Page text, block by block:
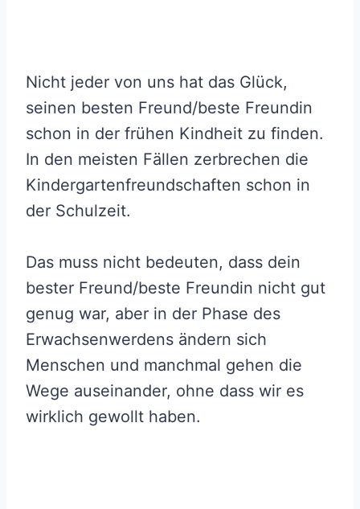
Nicht jeder von uns hat das Glück,
seinen besten Freund/beste Freundin
schon in der frühen Kindheit zu finden.
In den meisten Fällen zerbrechen die
Kindergartenfreundschaften schon in
der Schulzeit.
Das muss nicht bedeuten, dass dein
bester Freund/beste Freundin nicht gut
genug war, aber in der Phase des
Erwachsenwerdens ändern sich
Menschen und manchmal gehen die
Wege auseinander, ohne dass wir es
wirklich gewollt haben.